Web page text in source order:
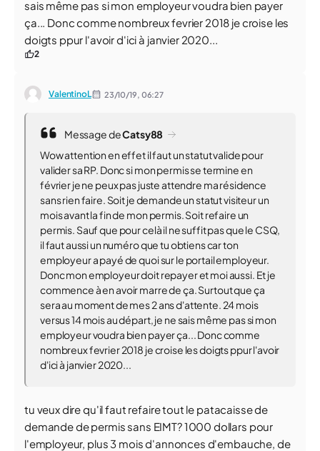
sais même pas si mon employeur voudra bien payer
ça... Donc comme nombreux fevrier 2018 je croise les
doigts ppur l'avoir d'ici à janvier 2020...
2
ValentinoL 23/10/19, 06:27
Message deCatsy88
Wow attention en effet il faut un statut valide pour
valider sa RP. Donc si mon permis se termine en
février je ne peux pas juste attendre ma résidence
sans rien faire. Soit je demande un statut visiteur un
mois avant la fin de mon permis. Soit refaire un
permis. Sauf que pour celà il ne suffit pas que le CSQ,
il faut aussi un numéro que tu obtiens car ton
employeur a payé de quoi sur le portail employeur.
Donc mon employeur doit repayer et moi aussi. Et je
commence à en avoir marre de ça. Surtout que ça
sera au moment de mes 2 ans d'attente. 24 mois
versus 14 mois au départ, je ne sais même pas si mon
employeur voudra bien payer ça... Donc comme
nombreux fevrier 2018 je croise les doigts ppur l'avoir
d'ici à janvier 2020...
tu veux dire qu'il faut refaire tout le patacaisse de
demande de permis sans EIMT? 1000 dollars pour
l'employeur, plus 3 mois d'annonces d'embauche, de